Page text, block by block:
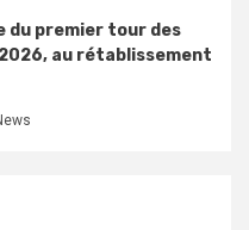
du premier tour des
au rétablissement